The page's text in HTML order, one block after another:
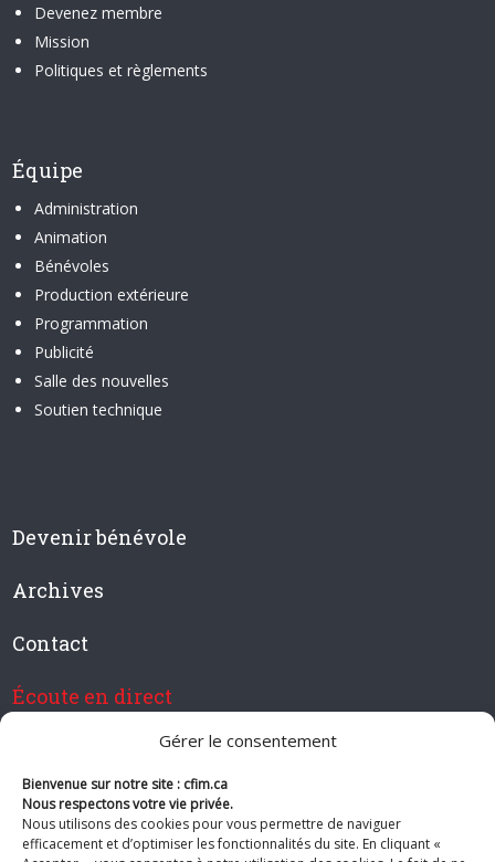
Gérer le consentement
Bienvenue sur notre site : cfim.ca
Nous respectons votre vie privée.
Nous utilisons des cookies pour vous permettre de naviguer
efficacement et d’optimiser les fonctionnalités du site. En cliquant «
Devenez membre
Mission
Politiques et règlements
Équipe
Administration
Animation
Bénévoles
Production extérieure
Programmation
Publicité
Salle des nouvelles
Soutien technique
Devenir bénévole
Archives
Contact
Écoute en direct
Devenir membre de CFIM